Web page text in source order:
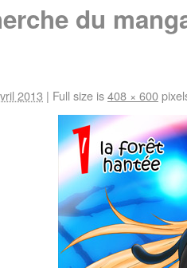
du
2013 | Full size is408 × 600